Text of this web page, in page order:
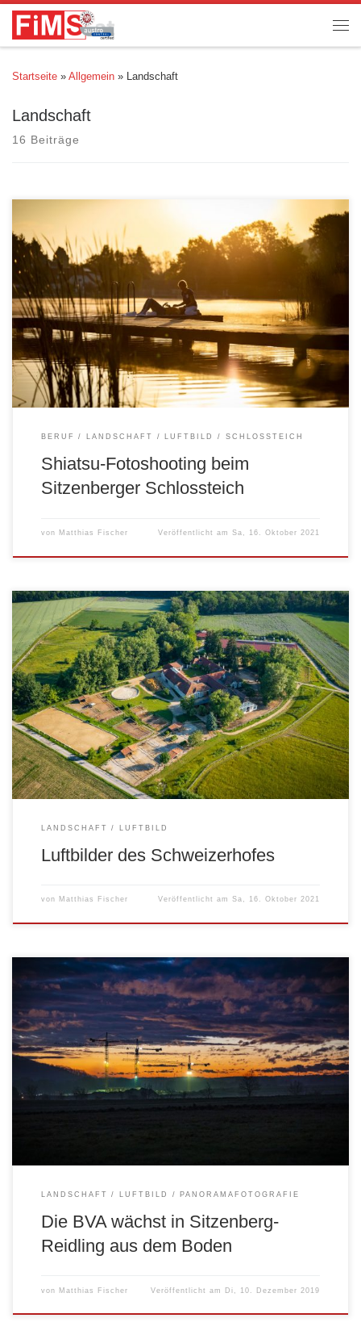
Startseite » Allgemein » Landschaft
Landschaft
16 Beiträge
BERUF LANDSCHAFT LUFTBILD SCHLOSSTEICH
Shiatsu-Fotoshooting beim
Sitzenberger Schlossteich
von Matthias Fischer Veröffentlicht amSa, 16. Oktober 2021
LANDSCHAFT LUFTBILD
Luftbilder des Schweizerhofes
von Matthias Fischer Veröffentlicht amSa, 16. Oktober 2021
Morgendliche Stimmung auf Sitzenbergs größter Baustelle… Der
Baufortschritt schreitet stetig voran… Folgender Link führt zu 360°-
Panoramen: http://www.fims.at/panorama/bva
LANDSCHAFT LUFTBILD PANORAMAFOTOGRAFIE
Die BVA wächst in Sitzenberg-
Reidling aus dem Boden
von Matthias Fischer Veröffentlicht am Di, 10. Dezember 2019